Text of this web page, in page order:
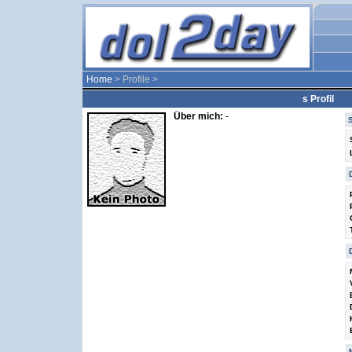
Home > Profile >
s Profil
Über mich: -